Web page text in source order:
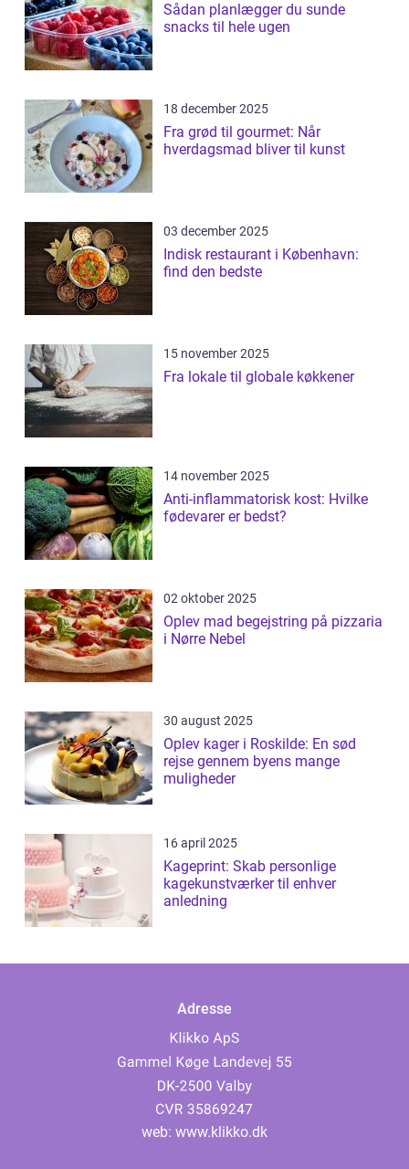
Sådan planlægger du sunde
snacks til hele ugen
18 december 2025
Fra grød til gourmet: Når
hverdagsmad bliver til kunst
03 december 2025
Indisk restaurant i København:
find den bedste
15 november 2025
Fra lokale til globale køkkener
14 november 2025
Anti-inflammatorisk kost: Hvilke
fødevarer er bedst?
02 oktober 2025
Oplev mad begejstring på pizzaria
i Nørre Nebel
30 august 2025
Oplev kager i Roskilde: En sød
rejse gennem byens mange
muligheder
16 april 2025
Kageprint: Skab personlige
kagekunstværker til enhver
anledning
Adresse
web: www.klikko.dk